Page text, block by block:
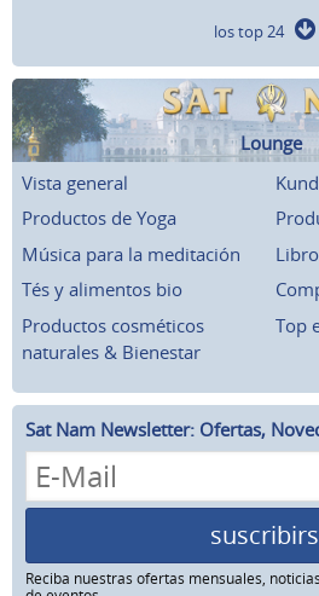
los top 24
Lounge
Vista general
Productos de Yoga
Música para la meditación
Tés y alimentos bio
Productos cosméticos
naturales & Bienestar
Top
Sat Nam Newsletter: Ofertas,
Reciba nuestras ofertas mensuales,